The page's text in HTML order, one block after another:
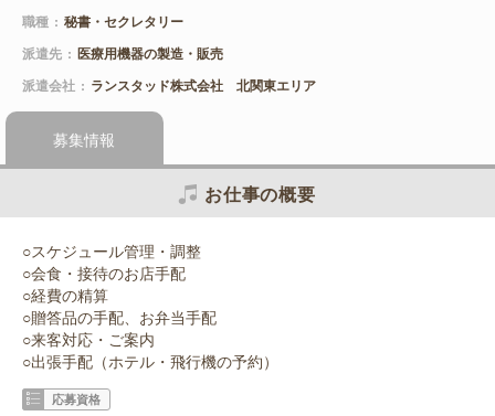
職種
秘書・セクレタリー
派遣先
医療用機器の製造・販売
派遣会社
ランスタッド株式会社 北関東エリア
募集情報
お仕事の概要
○スケジュール管理・調整
○会食・接待のお店手配
○経費の精算
○贈答品の手配、お弁当手配
○来客対応・ご案内
○出張手配（ホテル・飛行機の予約）
応募資格